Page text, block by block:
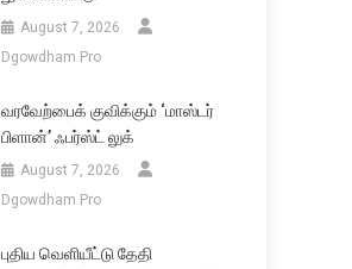
August 7, 2026
Dgowdham Pro
வரவேற்பைக் குவிக்கும் ‘மாஸ்டர்
பிளான்’ ஃபர்ஸ்ட் லுக்
August 7, 2026
Dgowdham Pro
புதிய வெளியீட்டு தேதி